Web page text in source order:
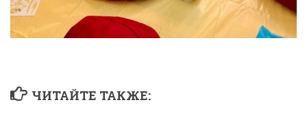
ЧИТАЙТЕ ТАКЖЕ: